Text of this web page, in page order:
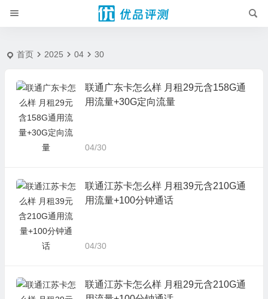
首页 2025 04 30
联通广东卡怎么样 月租29元含158G通
用流量+30G定向流量
04/30
联通江苏卡怎么样 月租39元含210G通
用流量+100分钟通话
04/30
联通江苏卡怎么样 月租29元含210G通